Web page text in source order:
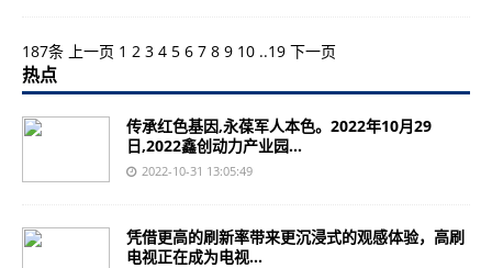
187条 上一页 1 2 3 4 5 6 7 8 9 10 ..19 下一页
热点
传承红色基因,永葆军人本色。2022年10月29
日,2022鑫创动力产业园...
2022-10-31 13:05:49
凭借更高的刷新率带来更沉浸式的观感体验，高刷
电视正在成为电视...